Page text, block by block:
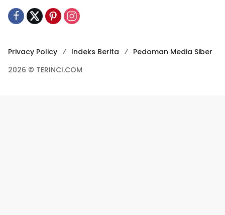
Privacy Policy Indeks Berita
Pedoman Media Siber
2026 © TERINCI.COM